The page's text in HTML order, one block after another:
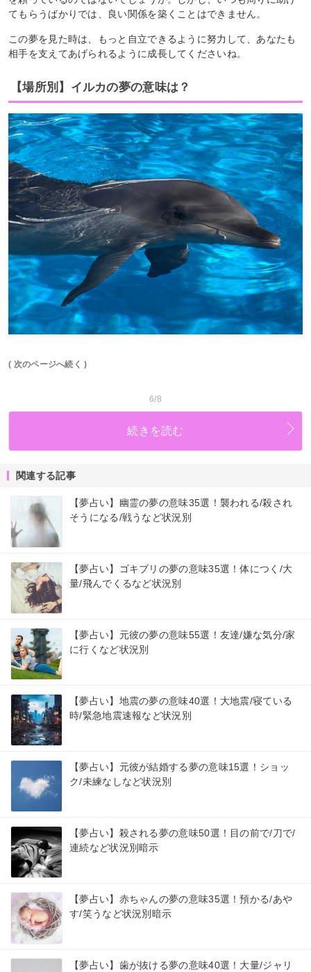
てもらうばかりでは、良い関係を築くことはできません。
この夢を見た時は、もっと自立できるように努力して、あなたも
相手を支えてあげられるように成長してくださいね。
【場所別】イルカの夢の意味は？
( 次のページへ続く )
6/8
続きを読む
関連する記事
【夢占い】幽霊の夢の意味35選！襲われる/殺され
そうになる/戦うなど状況別
【夢占い】ゴキブリの夢の意味35選！体につく/大
量/飛んでくるなど状況別
【夢占い】元彼の夢の意味55選！友達/嫌な気分/家
に行くなど状況別
【夢占い】地震の夢の意味40選！大地震/寝ている
時/緊急地震速報など状況別
【夢占い】元彼が結婚する夢の意味15選！ショッ
ク/未練なしなど状況別
【夢占い】殺される夢の意味50選！目の前で/刀で/
連続など状況別暗示
【夢占い】赤ちゃんの夢の意味35選！預かる/あや
す/笑うなど状況別暗示
【夢占い】歯が抜ける夢の意味40選！大量/ジャリ